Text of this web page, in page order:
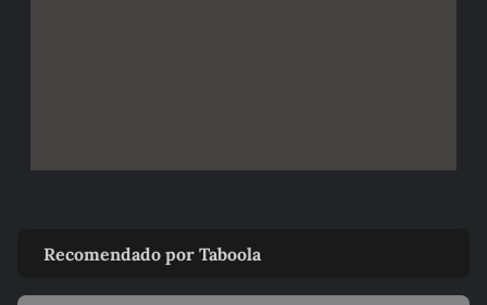
Recomendado por Taboola